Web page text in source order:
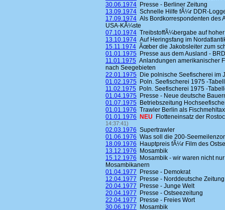
30.06.1974 Presse - Berliner Zeitung
13.09.1974 Schnelle Hilfe fÃ¼r DDR-
17.09.1974 Als Bordkorrespondenten des
USA-KÃ¼ste
07.10.1974 TreibstoffÃ¼bergabe auf
13.10.1974 Auf Heringsfang im
15.11.1974 Ãœber die Jakobsleiter zum
01.01.1975 Presse aus dem Ausland - BRD
11.01.1975 Anlandungen amerikanischer
nach Seegebieten
22.01.1975 Die polnische Seefischerei im
01.02.1975 Poln. Seefischerei 1975 -
11.02.1975 Poln. Seefischerei 1975 -
01.04.1975 Presse - Neue deutsche
01.07.1975 Betriebszeitung
01.01.1976 Trawler Berlin als
01.01.1976
NEU Flotteneinsatz der
14:37:41)
02.03.1976 Supertrawler
01.06.1976 Was soll die 200-
18.09.1976 Hauptpreis fÃ¼r Film des
13.12.1976 Mosambik
15.12.1976 Mosambik - wir waren nicht
Mosambikanern
01.04.1977 Presse - Demokrat
12.04.1977 Presse - Norddeutsche Zeitung
20.04.1977 Presse - Junge Welt
20.04.1977 Presse - Ostseezeitung
22.04.1977 Presse - Freies Wort
30.06.1977 Mosambik